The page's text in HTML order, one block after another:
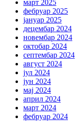
март 2025
фебруар 2025
јануар 2025
децембар 2024
новембар 2024
октобар 2024
септембар 2024
август 2024
јул 2024
јун 2024
мај 2024
април 2024
март 2024
фебруар 2024